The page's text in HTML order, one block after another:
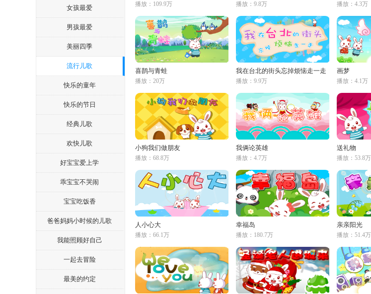
女孩最爱
男孩最爱
美丽四季
流行儿歌
快乐的童年
快乐的节日
经典儿歌
欢快儿歌
好宝宝爱上学
乖宝宝不哭闹
宝宝吃饭香
爸爸妈妈小时候的儿歌
我能照顾好自己
一起去冒险
最美的约定
播放：109.9万 播放：9.8万 播放：4.3万
喜鹊与青蛙
播放：20万
我在台北的街头忘掉烦恼走一走
播放：9.9万
画梦
播放：4.1万
小狗我们做朋友
播放：68.8万
我俩论英雄
播放：4.7万
送礼物
播放：53.8万
人小心大
播放：66.1万
幸福岛
播放：180.7万
亲亲阳光
播放：51.4万